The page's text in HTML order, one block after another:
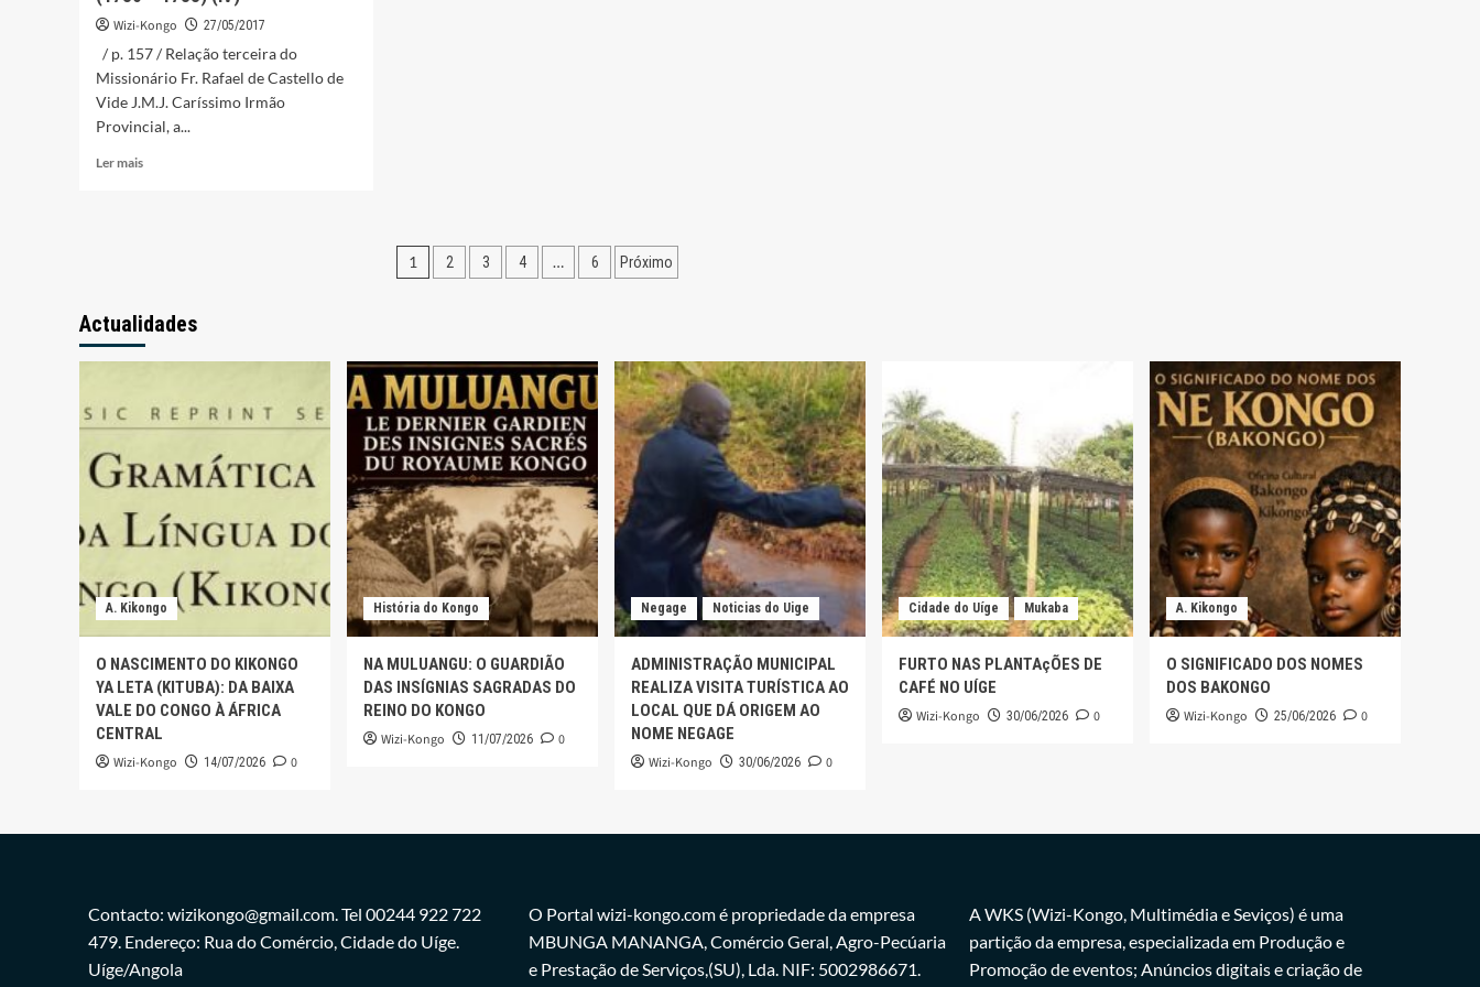
Wizi-Kongo 27/05/2017
/ p. 157 / Relação terceira do
Missionário Fr. Rafael de Castello de
Vide J.M.J. Caríssimo Irmão
Provincial, a...
Ler maisLeia
de
Fr.
Castelo
de
(1780
1788)
(IV)
Paginação
1 2 3 4 … 6 Próximo
Actualidades
A. Kikongo
O NASCIMENTO DO KIKONGO
YA LETA (KITUBA): DA BAIXA
VALE DO CONGO À ÁFRICA
CENTRAL
Wizi-Kongo 14/07/2026 0
História do Kongo
NA MULUANGU: O GUARDIÃO
DAS INSÍGNIAS SAGRADAS DO
REINO DO KONGO
Wizi-Kongo 11/07/2026 0
Negage Noticias do Uige
ADMINISTRAÇÃO MUNICIPAL
REALIZA VISITA TURÍSTICA AO
LOCAL QUE DÁ ORIGEM AO
NOME NEGAGE
Wizi-Kongo 30/06/2026 0
Cidade do Uíge Mukaba
FURTO NAS PLANTAçÕES DE
CAFÉ NO UÍGE
Wizi-Kongo 30/06/2026 0
A. Kikongo
O SIGNIFICADO DOS NOMES
DOS BAKONGO
Wizi-Kongo 25/06/2026 0
Contacto: wizikongo@gmail.com. Tel 00244 922 722
479. Endereço: Rua do Comércio, Cidade do Uíge.
Uíge/Angola
O Portal wizi-kongo.com é propriedade da empresa
MBUNGA MANANGA, Comércio Geral, Agro-Pecúaria
e Prestação de Serviços,(SU), Lda. NIF: 5002986671.
A WKS (Wizi-Kongo, Multimédia e Seviços) é uma
partição da empresa, especializada em Produção e
Promoção de eventos; Anúncios digitais e criação de